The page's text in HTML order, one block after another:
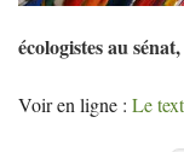
écologistes au
Voir en ligne : Le